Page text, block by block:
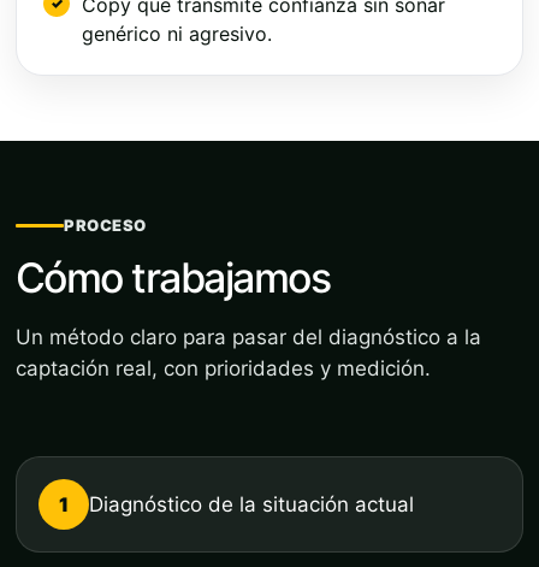
genérico ni agresivo.
PROCESO
Cómo trabajamos
Un método claro para pasar del diagnóstico a la
captación real, con prioridades y medición.
1 Diagnóstico de la situación actual